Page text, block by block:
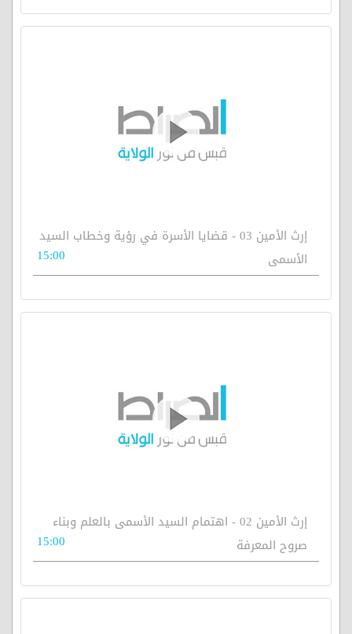
إرث الأمين 03 - قضايا الأسرة في رؤية وخطاب السيد
الأسمى
15:00
إرث الأمين 02 - اهتمام السيد الأسمى بالعلم وبناء
صروح المعرفة
15:00